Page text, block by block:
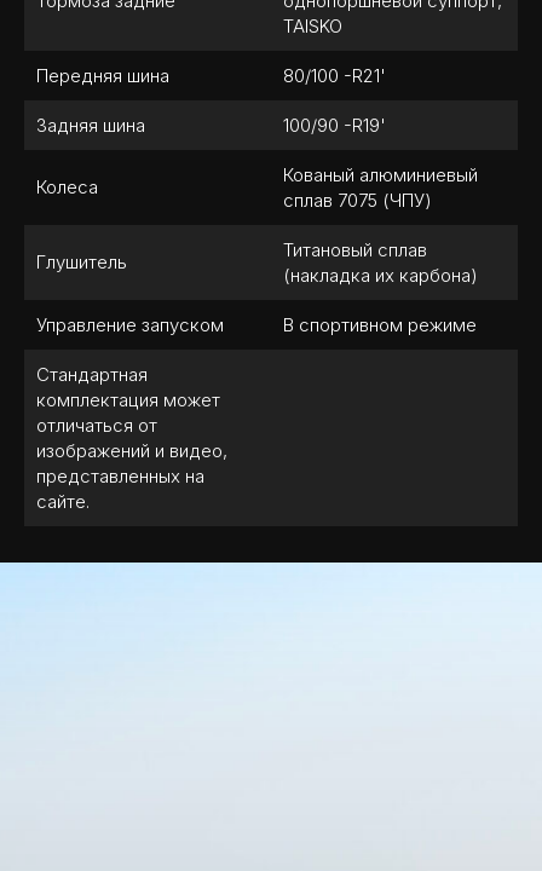
TAISKO
Передняя шина 80/100 -R21'
Задняя шина 100/90 -R19'
Колеса
Кованый алюминиевый
сплав 7075 (ЧПУ)
Глушитель
Титановый сплав
(накладка их карбона)
Управление запуском В спортивном режиме
Стандартная
комплектация может
отличаться от
изображений и видео,
представленных на
сайте.